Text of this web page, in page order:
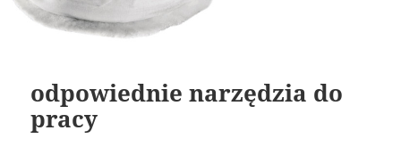
odpowiednie narzędzia do
pracy